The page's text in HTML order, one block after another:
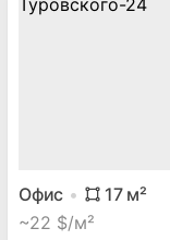
Офис 17м²
~22 $/м²